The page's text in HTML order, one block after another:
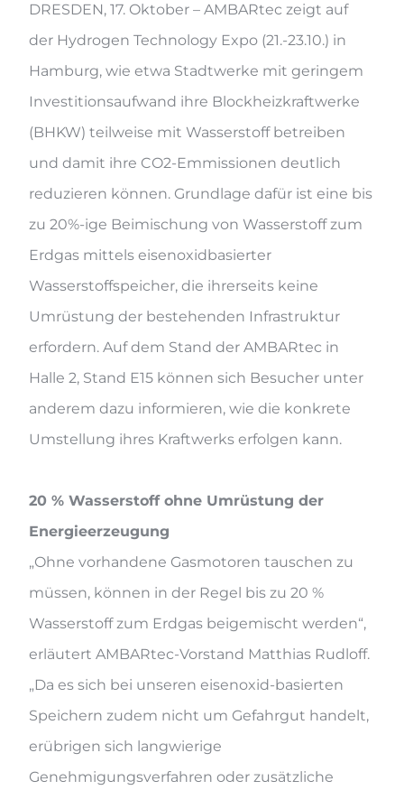
DRESDEN, 17. Oktober – AMBARtec zeigt auf
der Hydrogen Technology Expo (21.-23.10.) in
Hamburg, wie etwa Stadtwerke mit geringem
Investitionsaufwand ihre Blockheizkraftwerke
(BHKW) teilweise mit Wasserstoff betreiben
und damit ihre CO2-Emmissionen deutlich
reduzieren können. Grundlage dafür ist eine bis
zu 20%-ige Beimischung von Wasserstoff zum
Erdgas mittels eisenoxidbasierter
Wasserstoffspeicher, die ihrerseits keine
Umrüstung der bestehenden Infrastruktur
erfordern. Auf dem Stand der AMBARtec in
Halle 2, Stand E15 können sich Besucher unter
anderem dazu informieren, wie die konkrete
Umstellung ihres Kraftwerks erfolgen kann.
20 % Wasserstoff ohne Umrüstung der
Energieerzeugung
„Ohne vorhandene Gasmotoren tauschen zu
müssen, können in der Regel bis zu 20 %
Wasserstoff zum Erdgas beigemischt werden“,
erläutert AMBARtec-Vorstand Matthias Rudloff.
„Da es sich bei unseren eisenoxid-basierten
Speichern zudem nicht um Gefahrgut handelt,
erübrigen sich langwierige
Genehmigungsverfahren oder zusätzliche